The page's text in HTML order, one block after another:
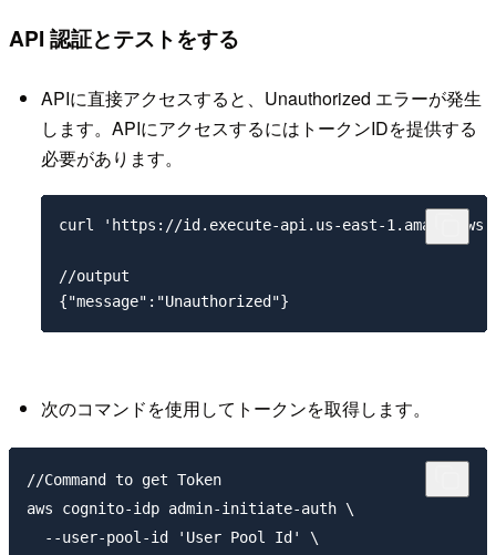
API 認証とテストをする
APIに直接アクセスすると、Unauthorized エラーが発生
します。APIにアクセスするにはトークンIDを提供する
必要があります。
curl 'https://id.execute-api.us-east-
//output
次のコマンドを使用してトークンを取得します。
//Command to get Token
aws cognito-idp admin-initiate-auth \
  --user-pool-id 'User Pool Id' \